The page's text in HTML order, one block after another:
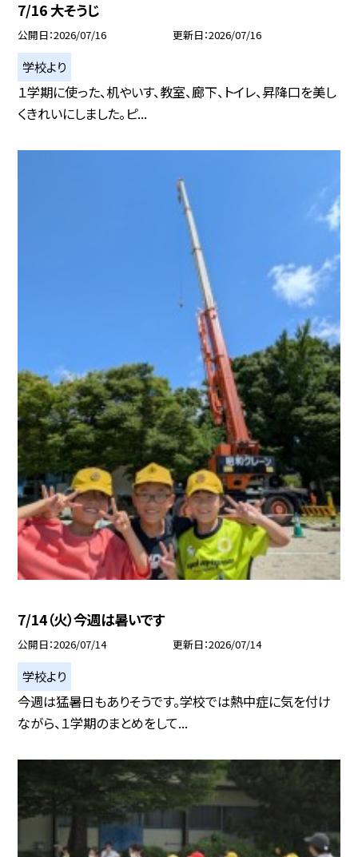
7/16 大そうじ
公開日 2026/07/16 更新日 2026/07/16
学校より
１学期に使った、机やいす、教室、廊下、トイレ、昇降口を美し
くきれいにしました。ピ...
7/14（火）今週は暑いです
公開日 2026/07/14 更新日 2026/07/14
学校より
今週は猛暑日もありそうです。学校では熱中症に気を付け
ながら、１学期のまとめをして...